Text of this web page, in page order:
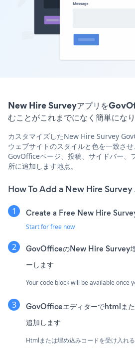
New Hire Surveyアプリを
むことがこれまでになく簡単にな
カスタマイズしたNew Hire Survey
ウェブサイトのスタイルと色を一致さ
GovOfficeページ、投稿、サイドバー、
所に追加します地点。
How To Add a New Hire
Create a Free New Hire
Start for free now
GovOfficeのNew Hire Survey埋
ーします
Your code block will be available once
GovOfficeエディターでhtmlまた
追加します
Htmlまたは埋め込みコードを受け入れ